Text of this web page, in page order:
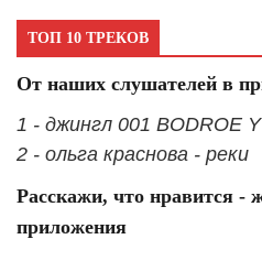
ТОП 10 ТРЕКОВ
От наших слушателей в
1 - джингл 001 BODROE
2 - ольга краснова - реки
Расскажи, что нравится -
приложения